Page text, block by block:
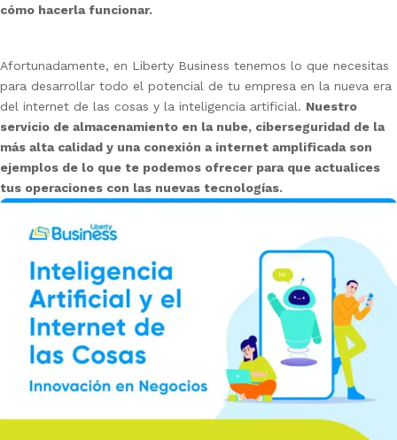
cómo hacerla funcionar.
Afortunadamente, en Liberty Business tenemos lo que necesitas
para desarrollar todo el potencial de tu empresa en la nueva era
del internet de las cosas y la inteligencia artificial. Nuestro
servicio de almacenamiento en la nube, ciberseguridad de la
más alta calidad y una conexión a internet amplificada son
ejemplos de lo que te podemos ofrecer para que actualices
tus operaciones con las nuevas tecnologías.